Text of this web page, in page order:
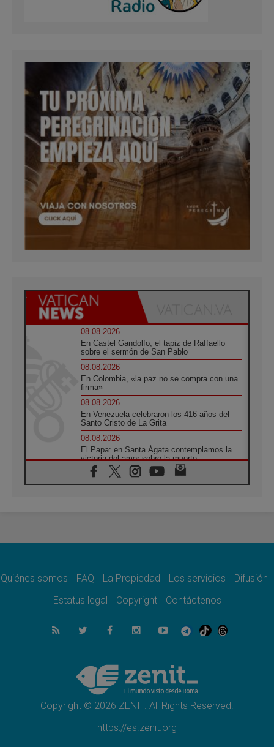
08.08.2026
En Castel Gandolfo, el tapiz de Raffaello
sobre el sermón de San Pablo
08.08.2026
En Colombia, «la paz no se compra con una
firma»
08.08.2026
En Venezuela celebraron los 416 años del
Santo Cristo de La Grita
08.08.2026
El Papa: en Santa Ágata contemplamos la
victoria del amor sobre la muerte
08.08.2026
León XIV visitará el Santuario de la Madre
07.08.2026
07.08.2026
el compromiso del cristiano"
La matanza de niños en Gaza no cesa: 300
muertos en 300 días
Tagle: La guerra desfigura el mundo, solo la
revelación de Dios lo transfigura
Quiénes somos FAQ La Propiedad Los servicios
Difusión
Estatus legal
Copyright Contáctenos
Copyright © 2026 ZENIT. All Rights Reserved.
https://es.zenit.org